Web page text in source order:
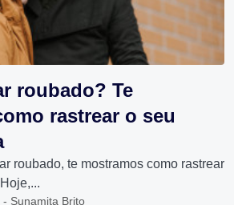
roubado? Te
rastrear o seu
roubado, te mostramos como rastrear
Sunamita Brito